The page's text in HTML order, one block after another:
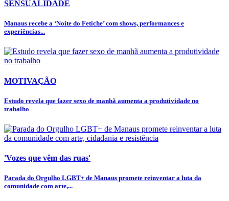
SENSUALIDADE
Manaus recebe a ‘Noite do Fetiche’ com shows, performances e
experiências...
MOTIVAÇÃO
Estudo revela que fazer sexo de manhã aumenta a produtividade no
trabalho
'Vozes que vêm das ruas'
Parada do Orgulho LGBT+ de Manaus promete reinventar a luta da
comunidade com arte,...